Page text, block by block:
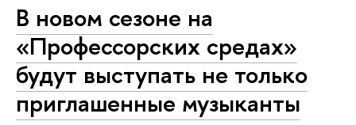
В новом сезоне на
«Профессорских средах»
будут выступать не только
приглашенные музыканты